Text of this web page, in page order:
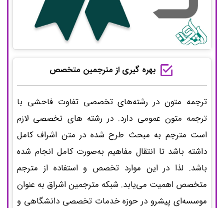
بهره گیری از مترجمین متخصص
ترجمه متون در رشته‌های تخصصی تفاوت فاحشی با
ترجمه متون عمومی دارد. در رشته های تخصصی لازم
است مترجم به مبحث طرح شده در متن اشراف کامل
داشته باشد تا انتقال مفاهیم به‌صورت کامل انجام شده
باشد. لذا در این موارد تخصص و استفاده از مترجم
متخصص اهمیت می‌یابد. شبکه مترجمین اشراق به عنوان
موسسه‌ای پیشرو در حوزه خدمات تخصصی دانشگاهی و